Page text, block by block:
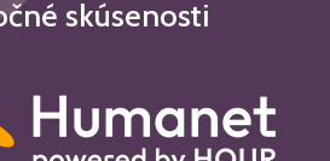
skúsenosti